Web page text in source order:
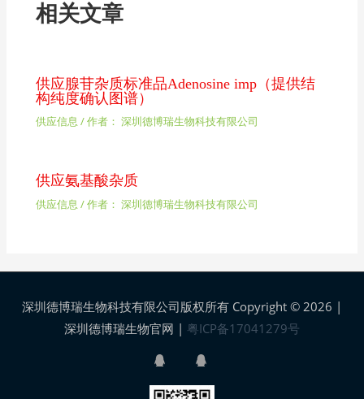
相关文章
供应腺苷杂质标准品Adenosine imp（提供结
构纯度确认图谱）
供应信息 / 作者： 深圳德博瑞生物科技有限公司
供应氨基酸杂质
供应信息 / 作者： 深圳德博瑞生物科技有限公司
深圳德博瑞生物科技有限公司版权所有 Copyright © 2026 |
深圳德博瑞生物官网 | 粤ICP备17041279号